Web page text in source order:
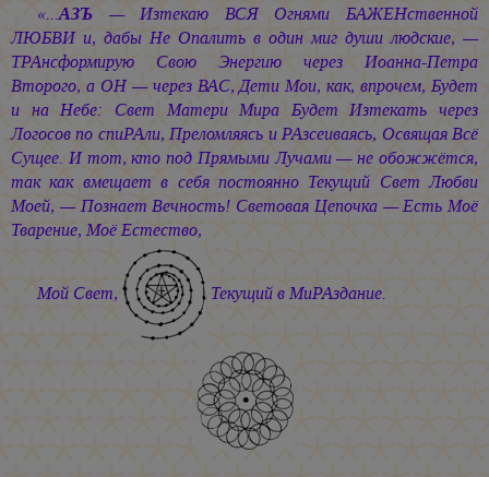
«...АЗЪ — Изтекаю ВСЯ Огнями БАЖЕНственной
ЛЮБВИ и, дабы Не Опалить в один миг души людские, —
ТРАнсформирую Свою Энергию через Иоанна-Петра
Второго, а ОН — через ВАС, Дети Мои, как, впрочем, Будет
и на Небе: Свет Матери Мира Будет Изтекать через
Логосов по спиРАли, Преломляясь и РАзсеиваясь, Освящая Всё
Сущее. И тот, кто под Прямыми Лучами — не обожжётся,
так как вмещает в себя постоянно Текущий Свет Любви
Моей, — Познает Вечность! Световая Цепочка — Есть Моё
Тварение, Моё Естество,
Мой Свет, Текущий в МиРАздание.